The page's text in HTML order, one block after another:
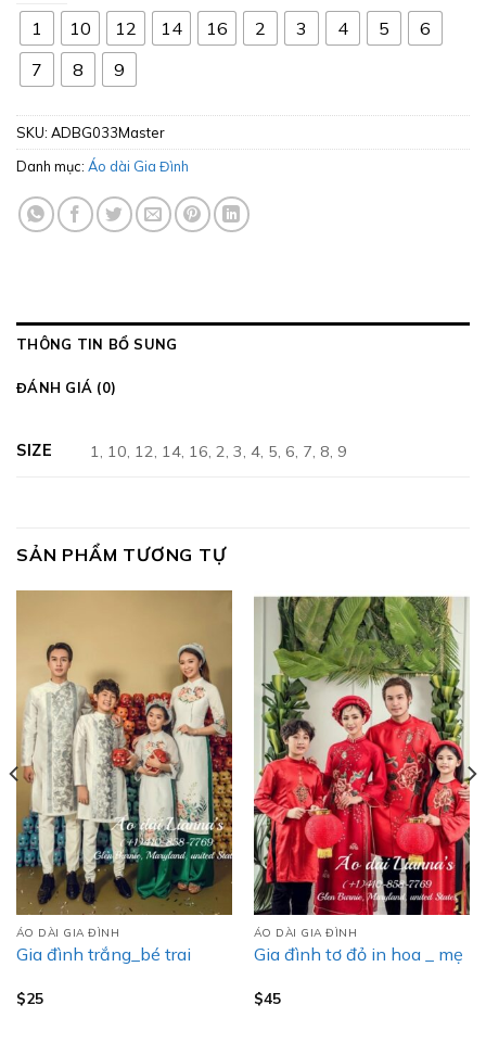
1 10 12 14 16 2 3 4 5
6
7
8 9
SKU: ADBG033Master
Danh mục: Áo dài Gia Đình
THÔNG TIN BỔ SUNG
ĐÁNH GIÁ (0)
SIZE 1, 10, 12, 14, 16, 2, 3, 4, 5, 6, 7, 8, 9
SẢN PHẨM TƯƠNG TỰ
ÁO DÀI GIA ĐÌNH
Gia đình trắng_bé trai
$25
ÁO DÀI GIA ĐÌNH
Gia đình tơ đỏ in hoa _ mẹ
$45